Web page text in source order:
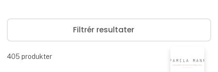
Filtrér resultater
405 produkter